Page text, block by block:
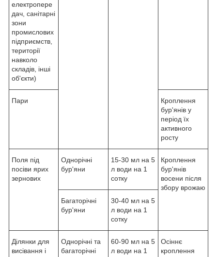
електропере
дач, санітарні
зони
промислових
підприємств,
території
навколо
складів, інші
об'єкти)
Пари
Кроплення
бур'янів у
період їх
активного
росту
Поля під
посіви ярих
зернових
Однорічні
бур'яни
15-30 мл на 5
л води на 1
сотку
Кроплення
бур'янів
восени після
збору врожаю
Багаторічні
бур'яни
30-40 мл на 5
л води на 1
сотку
Ділянки для
висівання і
Однорічні та
багаторічні
60-90 мл на 5
л води на 1
Осіннє
кроплення